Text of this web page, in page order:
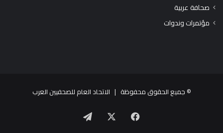
صحافة عربية
مؤتمرات وندوات
© جميع الحقوق محفوظة | الاتحاد العام للصحفيين العرب
فيسبوك تيلقرام